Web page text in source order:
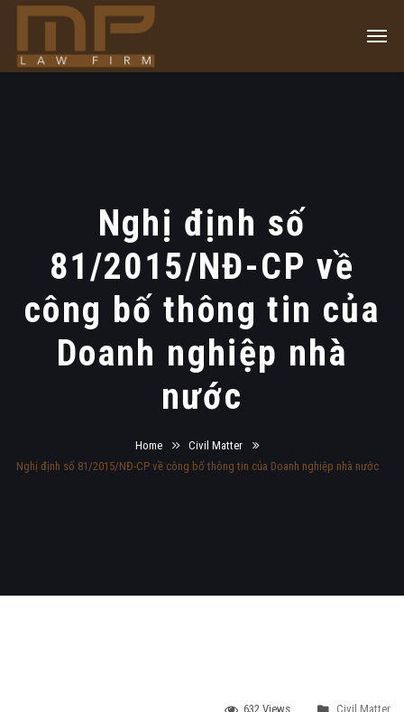
Nghị định số
81/2015/NĐ-CP về
công bố thông tin của
Doanh nghiệp nhà
nước
Home
Civil Matter
Nghị định số 81/2015/NĐ-CP về công bố thông tin của Doanh nghiệp nhà nước
632 Views Civil Matter